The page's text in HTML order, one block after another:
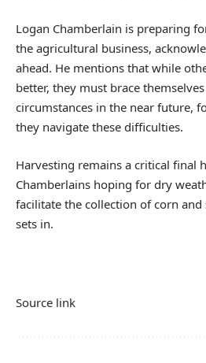
Logan Chamberlain is preparing
the agricultural business,
ahead. He mentions that while
better, they must brace
circumstances in the near future,
they navigate these difficulties.
Harvesting remains a critical final
Chamberlains hoping for dry
facilitate the collection of corn
sets in.
Source link